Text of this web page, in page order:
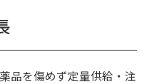
品を傷めず定量供給・注